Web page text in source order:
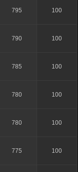
795 100
790 100
785 100
780 100
780 100
775 100